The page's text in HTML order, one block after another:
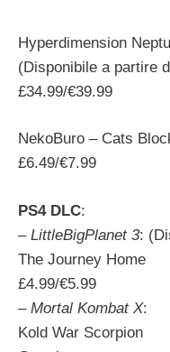
Hyperdimension
(Disponibile a partire
£34.99/€39.99
NekoBuro – Cats
£6.49/€7.99
PS4 DLC:
– LittleBigPlanet 3:
The Journey Home
£4.99/€5.99
– Mortal Kombat X:
Kold War Scorpion